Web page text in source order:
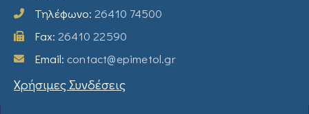
Τηλέφωνο: 26410 74500
Fax: 26410 22590
Email: contact@epimetol.gr
Χρήσιμες Συνδέσεις